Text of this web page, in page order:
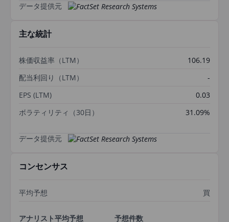
データ提供元
主な統計
株価収益率（LTM）
106.19
配当利回り（LTM）
-
EPS (LTM)
0.03
ボラティリティ（30日）
31.09%
データ提供元
コンセンサス
平均予想 買
アナリスト平均予想
予想件数